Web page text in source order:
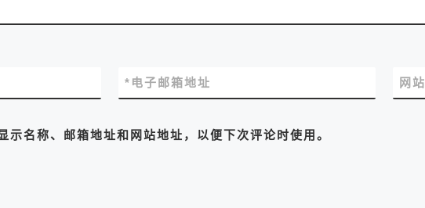
电子邮箱地址
* 网
示名称、邮箱地址和网站地址，以便下次评论时使用。